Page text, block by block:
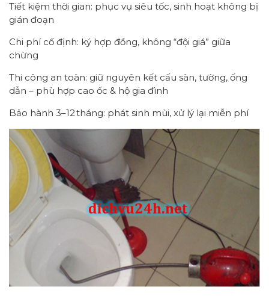
Tiết kiệm thời gian: phục vụ siêu tốc, sinh hoạt không bị
gián đoạn
Chi phí cố định: ký hợp đồng, không “đội giá” giữa
chừng
Thi công an toàn: giữ nguyên kết cấu sàn, tường, ống
dẫn – phù hợp cao ốc & hộ gia đình
Bảo hành 3–12 tháng: phát sinh mùi, xử lý lại miễn phí